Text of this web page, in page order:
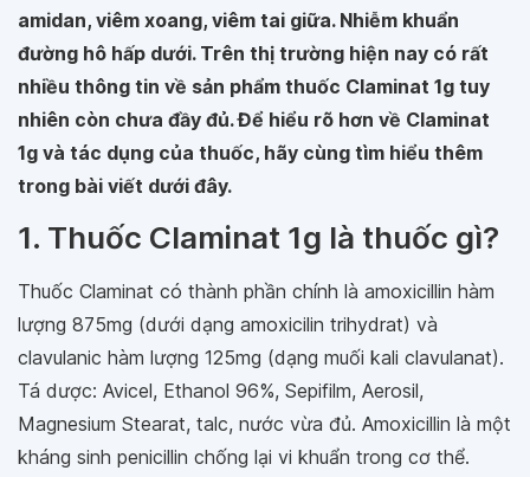
amidan, viêm xoang, viêm tai giữa. Nhiễm khuẩn
đường hô hấp dưới. Trên thị trường hiện nay có rất
nhiều thông tin về sản phẩm thuốc Claminat 1g tuy
nhiên còn chưa đầy đủ. Để hiểu rõ hơn về Claminat
1g và tác dụng của thuốc, hãy cùng tìm hiểu thêm
trong bài viết dưới đây.
1. Thuốc Claminat 1g là thuốc gì?
Thuốc Claminat có thành phần chính là amoxicillin hàm
lượng 875mg (dưới dạng amoxicilin trihydrat) và
clavulanic hàm lượng 125mg (dạng muối kali clavulanat).
Tá dược: Avicel, Ethanol 96%, Sepifilm, Aerosil,
Magnesium Stearat, talc, nước vừa đủ. Amoxicillin là một
kháng sinh penicillin chống lại vi khuẩn trong cơ thể.